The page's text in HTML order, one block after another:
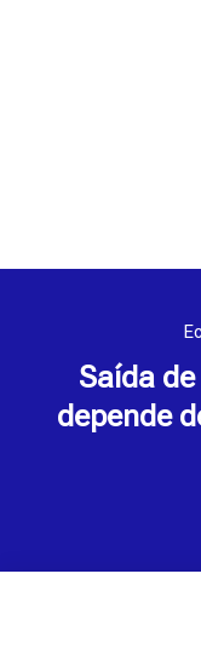
Saída
depende